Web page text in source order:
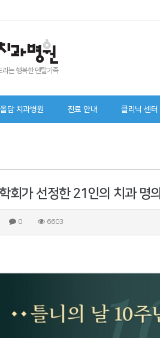
리는 행복한 덴탈가족
담 치과병원 진료 안내 클리닉 센터
회가 선정한 21인의 치과 명의
0 6603